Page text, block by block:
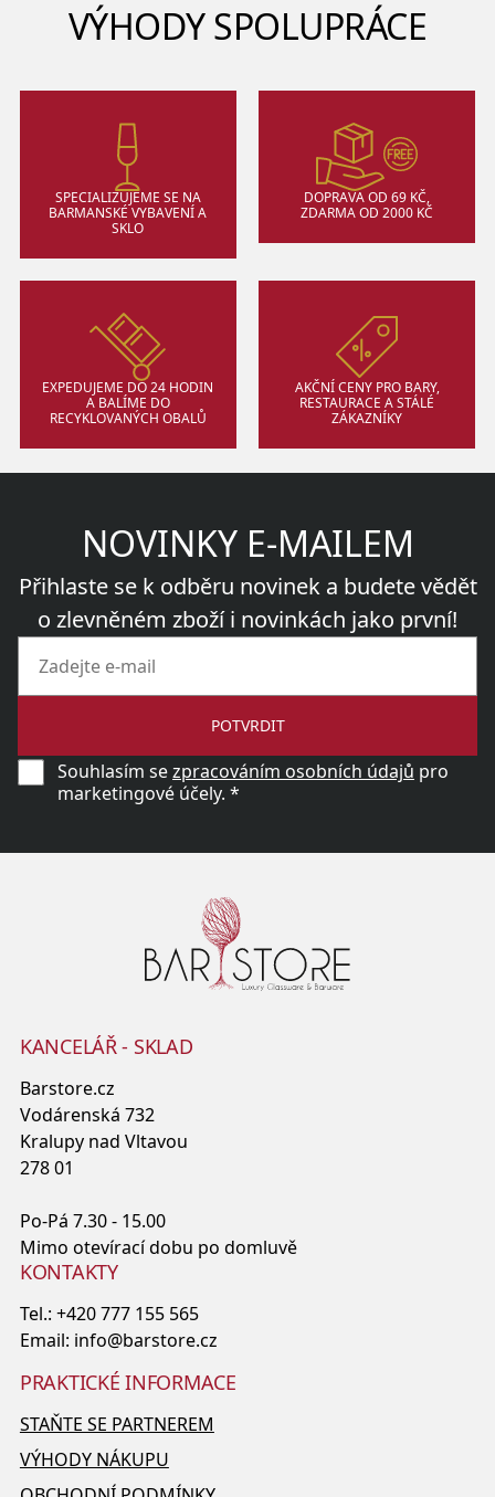
VÝHODY SPOLUPRÁCE
SPECIALIZUJEME SE NA
BARMANSKÉ VYBAVENÍ A
SKLO
DOPRAVA OD 69 KČ,
ZDARMA OD 2000 KČ
EXPEDUJEME DO 24 HODIN
A BALÍME DO
RECYKLOVANÝCH OBALŮ
AKČNÍ CENY PRO BARY,
RESTAURACE A STÁLÉ
ZÁKAZNÍKY
NOVINKY E-MAILEM
Přihlaste se k odběru novinek a budete vědět
o zlevněném zboží i novinkách jako první!
POTVRDIT
Souhlasím sezpracováním osobních údajů pro
marketingové účely. *
KANCELÁŘ - SKLAD
Barstore.cz
Vodárenská 732
Kralupy nad Vltavou
278 01
Po-Pá 7.30 - 15.00
Mimo otevírací dobu po domluvě
KONTAKTY
Tel.: +420 777 155 565
Email: info@barstore.cz
PRAKTICKÉ INFORMACE
STAŇTE SE PARTNEREM
VÝHODY NÁKUPU